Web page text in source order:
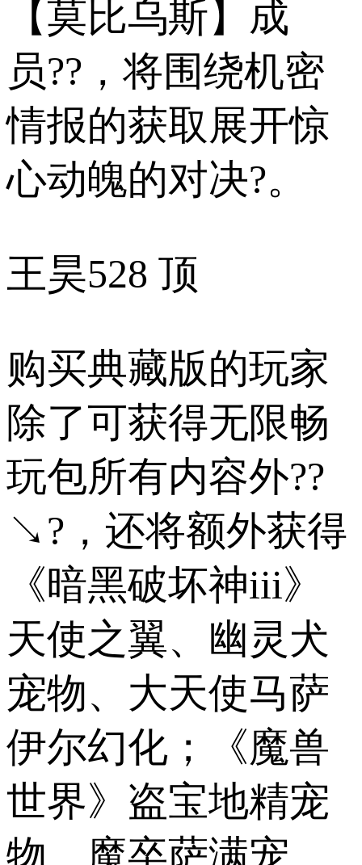
【莫比乌斯】成
员??，将围绕机密
情报的获取展开惊
心动魄的对决?。
王昊528 顶
购买典藏版的玩家
除了可获得无限畅
玩包所有内容外??
↘?，还将额外获得
《暗黑破坏神iii》
天使之翼、幽灵犬
宠物、大天使马萨
伊尔幻化；《魔兽
世界》盗宝地精宠
物、魔卒萨满宠